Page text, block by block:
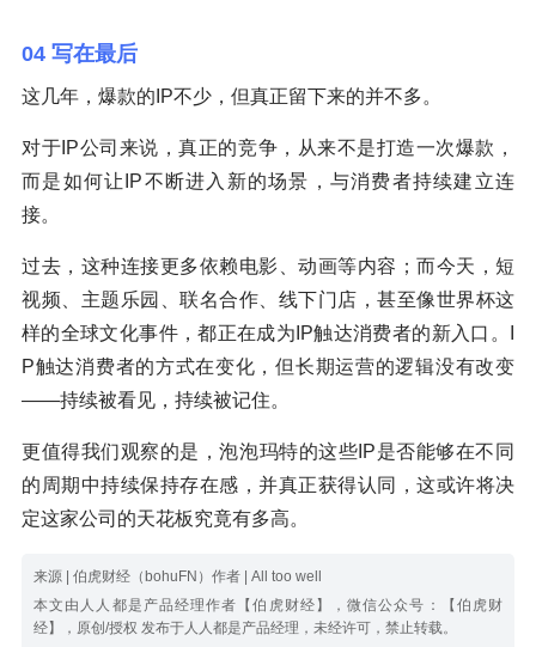
04 写在最后
这几年，爆款的IP不少，但真正留下来的并不多。
对于IP公司来说，真正的竞争，从来不是打造一次爆款，
而是如何让IP不断进入新的场景，与消费者持续建立连
接。
过去，这种连接更多依赖电影、动画等内容；而今天，短
视频、主题乐园、联名合作、线下门店，甚至像世界杯这
样的全球文化事件，都正在成为IP触达消费者的新入口。I
P触达消费者的方式在变化，但长期运营的逻辑没有改变
——持续被看见，持续被记住。
更值得我们观察的是，泡泡玛特的这些IP是否能够在不同
的周期中持续保持存在感，并真正获得认同，这或许将决
定这家公司的天花板究竟有多高。
来源 | 伯虎财经（bohuFN）作者 | All too well
本文由人人都是产品经理作者【伯虎财经】，微信公众号：【伯虎财
经】，原创/授权 发布于人人都是产品经理，未经许可，禁止转载。